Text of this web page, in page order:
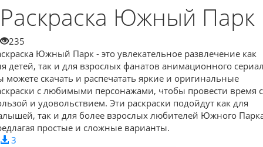
Раскраска Южный Парк
235
Южный Парк - это увлекательное развлечение как
детей, так и для взрослых фанатов анимационного
можете скачать и распечатать яркие и оригинальные
с любимыми персонажами, чтобы провести время с
и удовольствием. Эти раскраски подойдут как для
так и для более взрослых любителей Южного
простые и сложные варианты.
3